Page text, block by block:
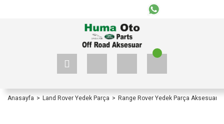
Anasayfa Land Rover Yedek Parça Range Rover Yedek Parça Aksesuar